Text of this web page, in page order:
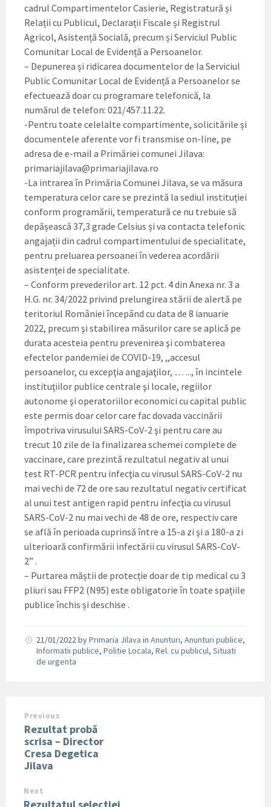
cadrul Compartimentelor Casierie, Registratură și
Relații cu Publicul, Declarații Fiscale și Registrul
Agricol, Asistență Socială, precum și Serviciul Public
Comunitar Local de Evidență a Persoanelor.
– Depunerea și ridicarea documentelor de la Serviciul
Public Comunitar Local de Evidență a Persoanelor se
efectuează doar cu programare telefonică, la
numărul de telefon: 021/457.11.22.
-Pentru toate celelalte compartimente, solicitările și
documentele aferente vor fi transmise on-line, pe
adresa de e-mail a Primăriei comunei Jilava:
primariajilava@primariajilava.ro
-La intrarea în Primăria Comunei Jilava, se va măsura
temperatura celor care se prezintă la sediul instituției
conform programării, temperatură ce nu trebuie să
depășească 37,3 grade Celsius și va contacta telefonic
angajații din cadrul compartimentului de specialitate,
pentru preluarea persoanei în vederea acordării
asistenței de specialitate.
– Conform prevederilor art. 12 pct. 4 din Anexa nr. 3 a
H.G. nr. 34/2022 privind prelungirea stării de alertă pe
teritoriul României începând cu data de 8 ianuarie
2022, precum şi stabilirea măsurilor care se aplică pe
durata acesteia pentru prevenirea şi combaterea
efectelor pandemiei de COVID-19, ,,accesul
persoanelor, cu excepţia angajaţilor, ..….., în incintele
instituţiilor publice centrale şi locale, regiilor
autonome şi operatoriilor economici cu capital public
este permis doar celor care fac dovada vaccinării
împotriva virusului SARS-CoV-2 şi pentru care au
trecut 10 zile de la finalizarea schemei complete de
vaccinare, care prezintă rezultatul negativ al unui
test RT-PCR pentru infecţia cu virusul SARS-CoV-2 nu
mai vechi de 72 de ore sau rezultatul negativ certificat
al unui test antigen rapid pentru infecţia cu virusul
SARS-CoV-2 nu mai vechi de 48 de ore, respectiv care
se află în perioada cuprinsă între a 15-a zi şi a 180-a zi
ulterioară confirmării infectării cu virusul SARS-CoV-
2” .
– Purtarea măștii de protecție doar de tip medical cu 3
pliuri sau FFP2 (N95) este obligatorie în toate spațiile
publice închis și deschise .
21/01/2022byPrimaria Jilava in Anunturi, Anunturi publice,
Informatii publice, Politie Locala, Rel. cu publicul, Situati
de urgenta
Previous
Rezultat probă
scrisa – Director
Cresa Degetica
Jilava
Next